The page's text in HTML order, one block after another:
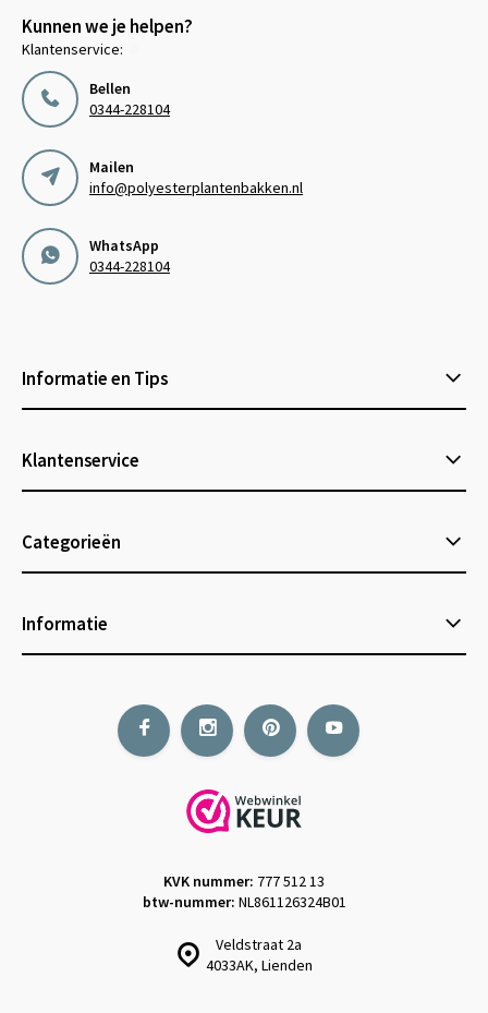
Kunnen we je helpen?
Klantenservice:
Bellen
0344-228104
Mailen
info@polyesterplantenbakken.nl
WhatsApp
0344-228104
Informatie en Tips
Klantenservice
Categorieën
Informatie
Veldstraat 2a
4033AK, Lienden
KVK nummer: 777 512 13
btw-nummer: NL861126324B01